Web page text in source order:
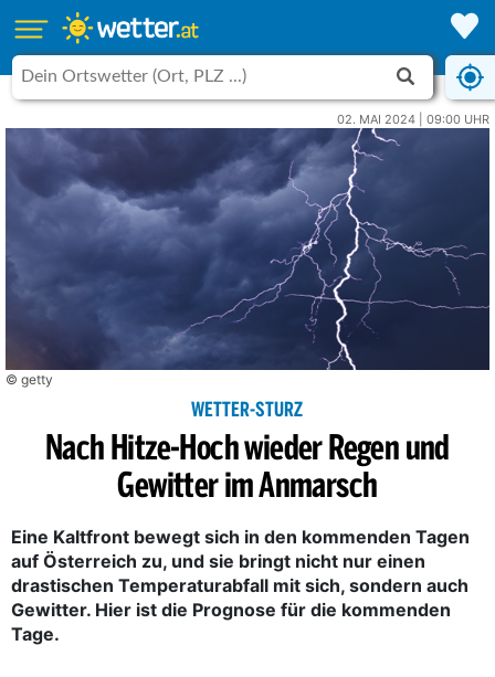
02. MAI 2024 | 09:00 UHR
© getty
WETTER-STURZ
Nach Hitze-Hoch wieder Regen und
Gewitter im Anmarsch
Eine Kaltfront bewegt sich in den kommenden Tagen
auf Österreich zu, und sie bringt nicht nur einen
drastischen Temperaturabfall mit sich, sondern auch
Gewitter. Hier ist die Prognose für die kommenden
Tage.